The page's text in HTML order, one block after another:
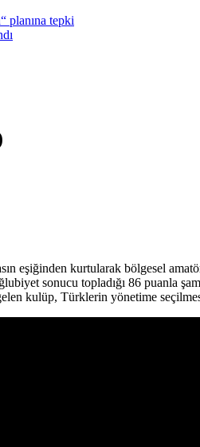
planına tepki
eşiğinden kurtularak bölgesel
sonucu topladığı 86 puanla
kulüp, Türklerin yönetime